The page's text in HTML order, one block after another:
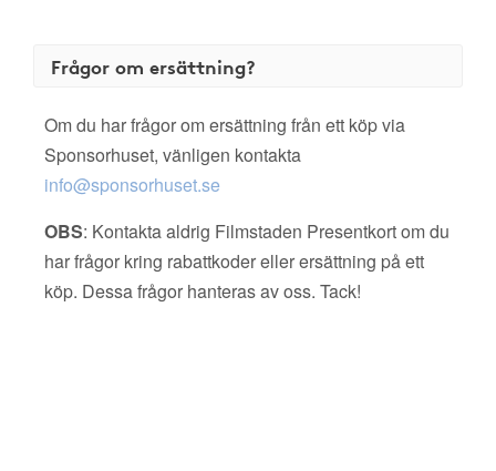
Frågor om ersättning?
Om du har frågor om ersättning från ett köp via
Sponsorhuset, vänligen kontakta
info@sponsorhuset.se
OBS: Kontakta aldrig Filmstaden Presentkort om du
har frågor kring rabattkoder eller ersättning på ett
köp. Dessa frågor hanteras av oss. Tack!